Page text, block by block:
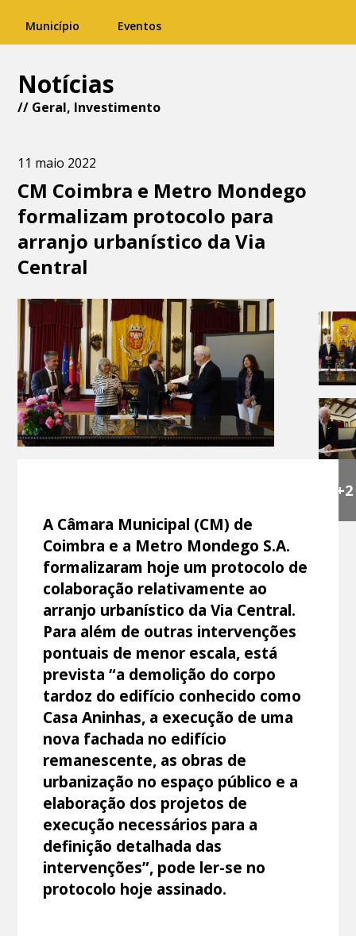
Município Eventos
Notícias
// Geral, Investimento
11 maio 2022
CM Coimbra e Metro Mondego
formalizam protocolo para
arranjo urbanístico da Via
Central
+2
A Câmara Municipal (CM) de
Coimbra e a Metro Mondego S.A.
formalizaram hoje um protocolo de
colaboração relativamente ao
arranjo urbanístico da Via Central.
Para além de outras intervenções
pontuais de menor escala, está
prevista “a demolição do corpo
tardoz do edifício conhecido como
Casa Aninhas, a execução de uma
nova fachada no edifício
remanescente, as obras de
urbanização no espaço público e a
elaboração dos projetos de
execução necessários para a
definição detalhada das
intervenções”, pode ler-se no
protocolo hoje assinado.